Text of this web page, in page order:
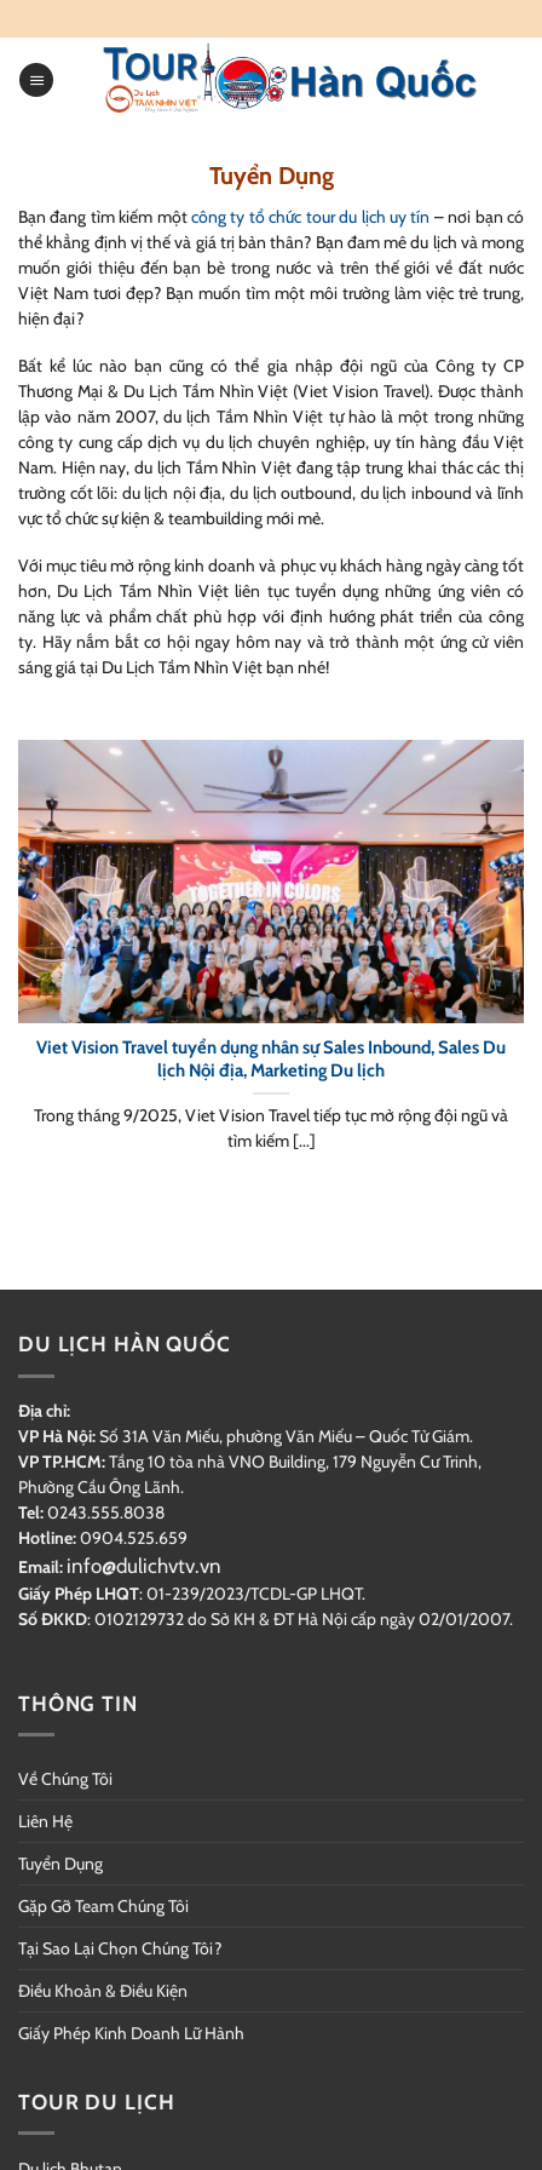
content
Tuyển Dụng
Bạn đang tìm kiếm mộtcông ty tổ chức tour du lịch uy tín – nơi bạn có
thể khẳng định vị thế và giá trị bản thân? Bạn đam mê du lịch và mong
muốn giới thiệu đến bạn bè trong nước và trên thế giới về đất nước
Việt Nam tươi đẹp? Bạn muốn tìm một môi trường làm việc trẻ trung,
hiện đại?
Bất kể lúc nào bạn cũng có thể gia nhập đội ngũ của Công ty CP
Thương Mại & Du Lịch Tầm Nhìn Việt (Viet Vision Travel). Được thành
lập vào năm 2007, du lịch Tầm Nhìn Việt tự hào là một trong những
công ty cung cấp dịch vụ du lịch chuyên nghiệp, uy tín hàng đầu Việt
Nam. Hiện nay, du lịch Tầm Nhìn Việt đang tập trung khai thác các thị
trường cốt lõi: du lịch nội địa, du lịch outbound, du lịch inbound và lĩnh
vực tổ chức sự kiện & teambuilding mới mẻ.
Với mục tiêu mở rộng kinh doanh và phục vụ khách hàng ngày càng tốt
hơn, Du Lịch Tầm Nhìn Việt liên tục tuyển dụng những ứng viên có
năng lực và phẩm chất phù hợp với định hướng phát triển của công
ty. Hãy nắm bắt cơ hội ngay hôm nay và trở thành một ứng cử viên
sáng giá tại Du Lịch Tầm Nhìn Việt bạn nhé!
Viet Vision Travel tuyển dụng nhân sự Sales Inbound, Sales Du
lịch Nội địa, Marketing Du lịch
Trong tháng 9/2025, Viet Vision Travel tiếp tục mở rộng đội ngũ và
tìm kiếm [...]
DU LỊCH HÀN QUỐC
Địa chỉ:
VP Hà Nội:Số 31A Văn Miếu, phường Văn Miếu – Quốc Tử Giám.
VP TP.HCM:Tầng 10 tòa nhà VNO Building,179 Nguyễn Cư Trinh,
Phường Cầu Ông Lãnh.
Tel:0243.555.8038
Hotline:0904.525.659
Email: info@dulichvtv.vn
Giấy Phép LHQT: 01-239/2023/TCDL-GP LHQT.
Số ĐKKD: 0102129732 do Sở KH & ĐT Hà Nội cấp ngày 02/01/2007.
THÔNG TIN
Về Chúng Tôi
Liên Hệ
Tuyển Dụng
Gặp Gỡ Team Chúng Tôi
Tại Sao Lại Chọn Chúng Tôi?
Điều Khoản & Điều Kiện
Giấy Phép Kinh Doanh Lữ Hành
TOUR DU LỊCH